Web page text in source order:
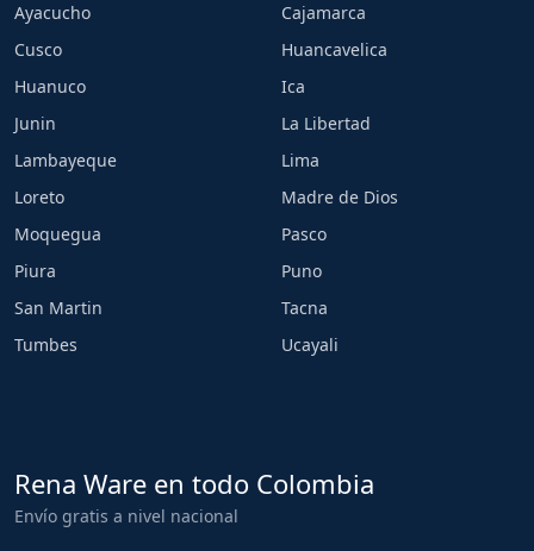
Ayacucho
Cajamarca
Cusco
Huancavelica
Huanuco
Ica
Junin
La Libertad
Lambayeque
Lima
Loreto
Madre de Dios
Moquegua
Pasco
Piura
Puno
San Martin
Tacna
Tumbes
Ucayali
Rena Ware en todo Colombia
Envío gratis a nivel nacional